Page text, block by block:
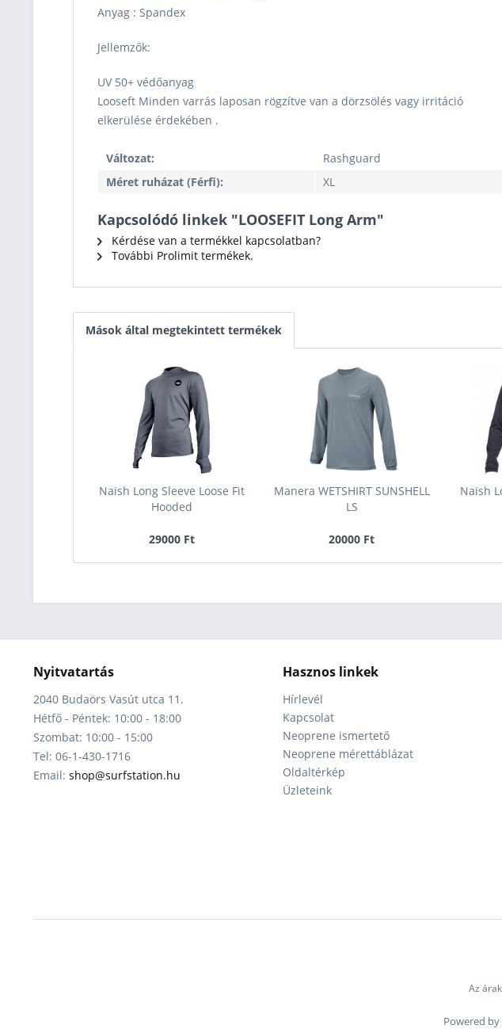
Anyag : Spandex
Jellemzők:
UV 50+ védőanyag
Looseft Minden varrás laposan rögzítve van a dörzsölés vagy irritáció
elkerülése érdekében .
Változat:
Rashguard
Méret ruházat (Férfi):
XL
Kapcsolódó linkek "LOOSEFIT Long Arm"
Kérdése van a termékkel kapcsolatban?
További Prolimit termékek.
Mások által megtekintett termékek
Naish Long Sleeve Loose Fit
Hooded
29000 Ft
Manera WETSHIRT SUNSHELL
LS
20000 Ft
Naish
Nyitvatartás
2040 Budaörs Vasút utca 11.
Hétfő - Péntek: 10:00 - 18:00
Szombat: 10:00 - 15:00
Tel: 06-1-430-1716
Email: shop@surfstation.hu
Hasznos linkek
Hírlevél
Kapcsolat
Neoprene ismertető
Neoprene mérettáblázat
Oldaltérkép
Üzleteink
Az
Powered